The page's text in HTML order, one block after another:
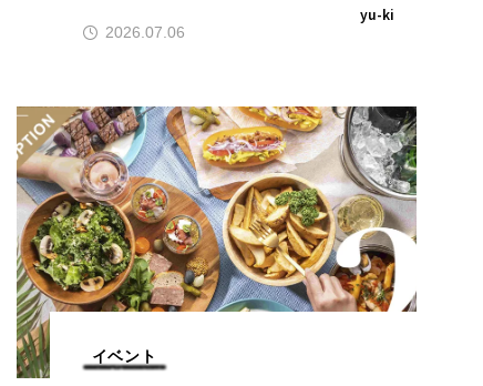
登場
yu-ki
2026.07.06
イベント